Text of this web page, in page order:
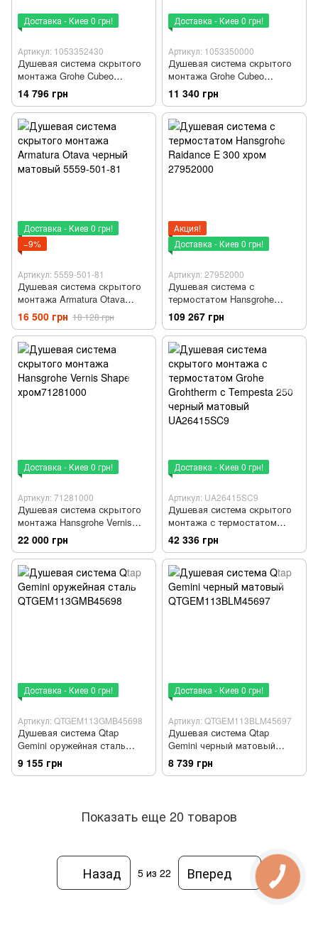
Доставка - Киев 0 грн!
Артикул: 1053352430
Душевая система скрытого
монтажа Grohe Cubeo
Tempesta 110 черный
матовый 1053352430
14 796 грн
Доставка - Киев 0 грн!
Артикул: 1053350000
Душевая система скрытого
монтажа Grohe Cubeo
Tempesta 110 хром
1053350000
11 340 грн
Доставка - Киев 0 грн!
−9%
Артикул: 5559-501-81
Душевая система скрытого
монтажа Armatura Otava
черный матовый 5559-501-81
16 500 грн 18 128 грн
Акция!
Доставка - Киев 0 грн!
Артикул: 27952000
Душевая система с
термостатом Hansgrohe
Raidance E 300 хром
27952000
109 267 грн
Доставка - Киев 0 грн!
Артикул: 71281000
Душевая система скрытого
монтажа Hansgrohe Vernis
Shape хром71281000
22 000 грн
Доставка - Киев 0 грн!
Артикул: UA26415SC9
Душевая система скрытого
монтажа с термостатом
Grohe Grohtherm с Tempesta
250 черный матовый
UA26415SC9
42 336 грн
Доставка - Киев 0 грн!
Артикул: QTGEM113GMB45698
Душевая система Qtap
Gemini оружейная сталь
QTGEM113GMB45698
9 155 грн
Доставка - Киев 0 грн!
Артикул: QTGEM113BLM45697
Душевая система Qtap
Gemini черный матовый
QTGEM113BLM45697
8 739 грн
Показать еще 20 товаров
Назад 5 из 22 Вперед